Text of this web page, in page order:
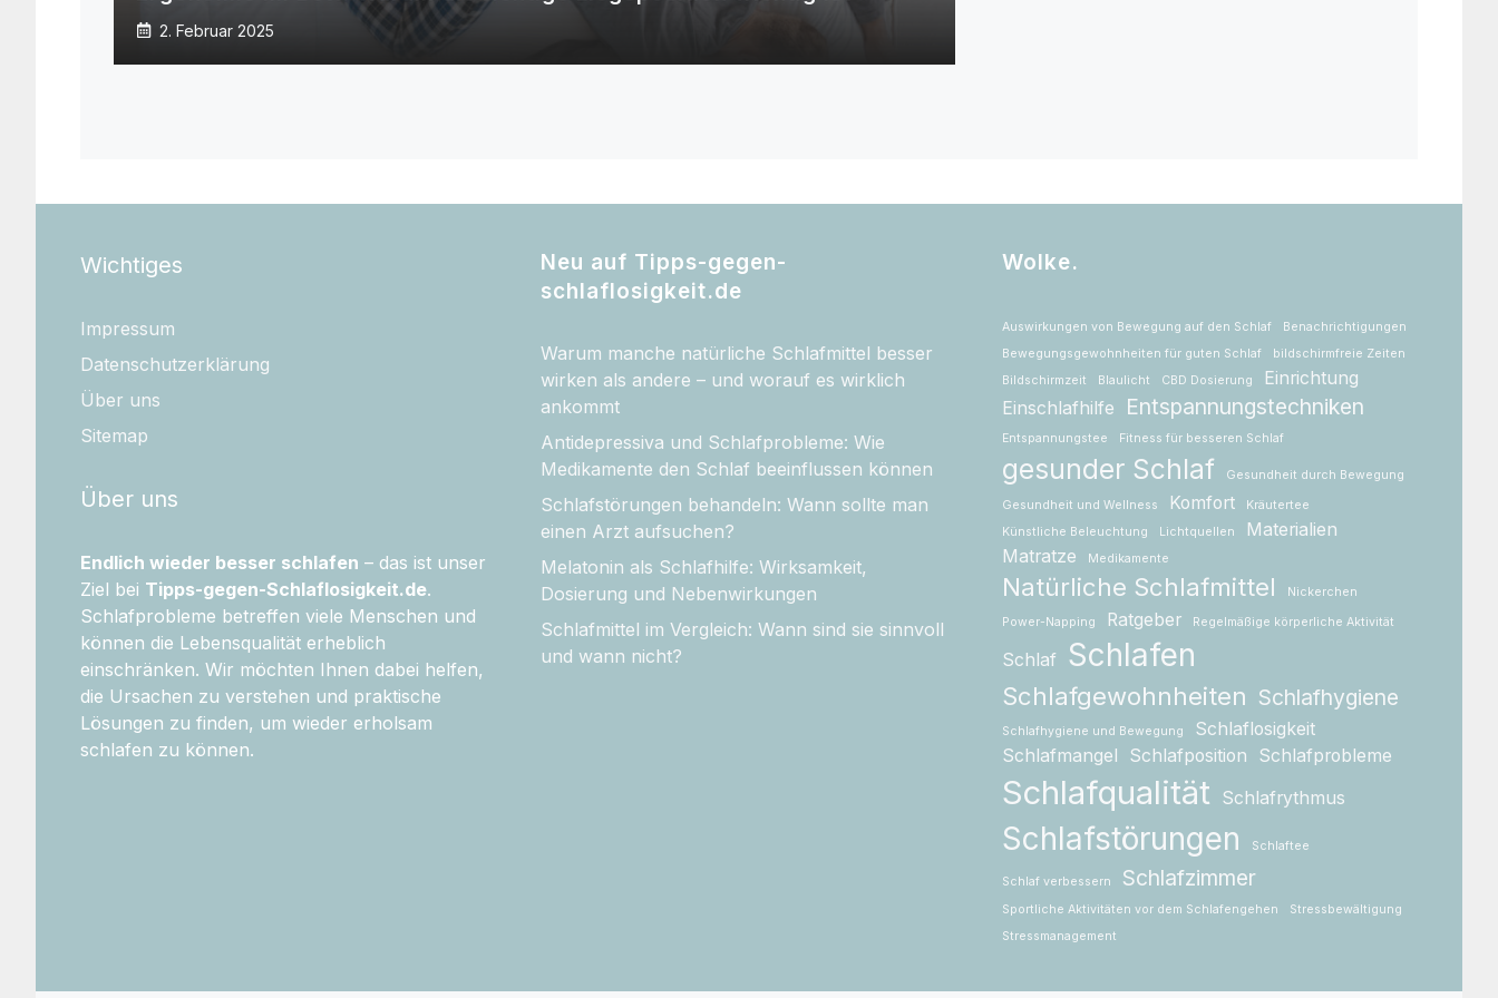
2. Februar 2025
Wichtiges
Impressum
Datenschutzerklärung
Über uns
Sitemap
Über uns
Endlich wieder besser schlafen – das ist unser
Ziel bei Tipps-gegen-Schlaflosigkeit.de.
Schlafprobleme betreffen viele Menschen und
können die Lebensqualität erheblich
einschränken. Wir möchten Ihnen dabei helfen,
die Ursachen zu verstehen und praktische
Lösungen zu finden, um wieder erholsam
schlafen zu können.
Neu auf Tipps-gegen-
schlaflosigkeit.de
Warum manche natürliche Schlafmittel besser
wirken als andere – und worauf es wirklich
ankommt
Antidepressiva und Schlafprobleme: Wie
Medikamente den Schlaf beeinflussen können
Schlafstörungen behandeln: Wann sollte man
einen Arzt aufsuchen?
Melatonin als Schlafhilfe: Wirksamkeit,
Dosierung und Nebenwirkungen
Schlafmittel im Vergleich: Wann sind sie sinnvoll
und wann nicht?
Wolke.
Auswirkungen von Bewegung auf den Schlaf
Benachrichtigungen
Bewegungsgewohnheiten für guten Schlaf
bildschirmfreie Zeiten
Bildschirmzeit
Blaulicht CBD Dosierung
Einrichtung
Einschlafhilfe
Entspannungstechniken
Entspannungstee Fitness für besseren Schlaf
gesunder Schlaf Gesundheit durch Bewegung
Gesundheit und Wellness Komfort
Kräutertee
Künstliche Beleuchtung
Lichtquellen
Materialien
Matratze
Medikamente
Natürliche Schlafmittel Nickerchen
Power-Napping Ratgeber Regelmäßige körperliche Aktivität
Schlaf Schlafen
Schlafgewohnheiten Schlafhygiene
Schlafhygiene und Bewegung
Schlaflosigkeit
Schlafmangel
Schlafposition Schlafprobleme
Schlafqualität Schlafrythmus
Schlafstörungen Schlaftee
Schlaf verbessern Schlafzimmer
Sportliche Aktivitäten vor dem Schlafengehen
Stressbewältigung
Stressmanagement